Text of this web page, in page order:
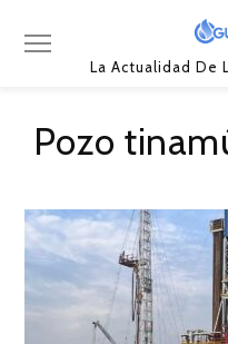
La Actualidad De
Pozo